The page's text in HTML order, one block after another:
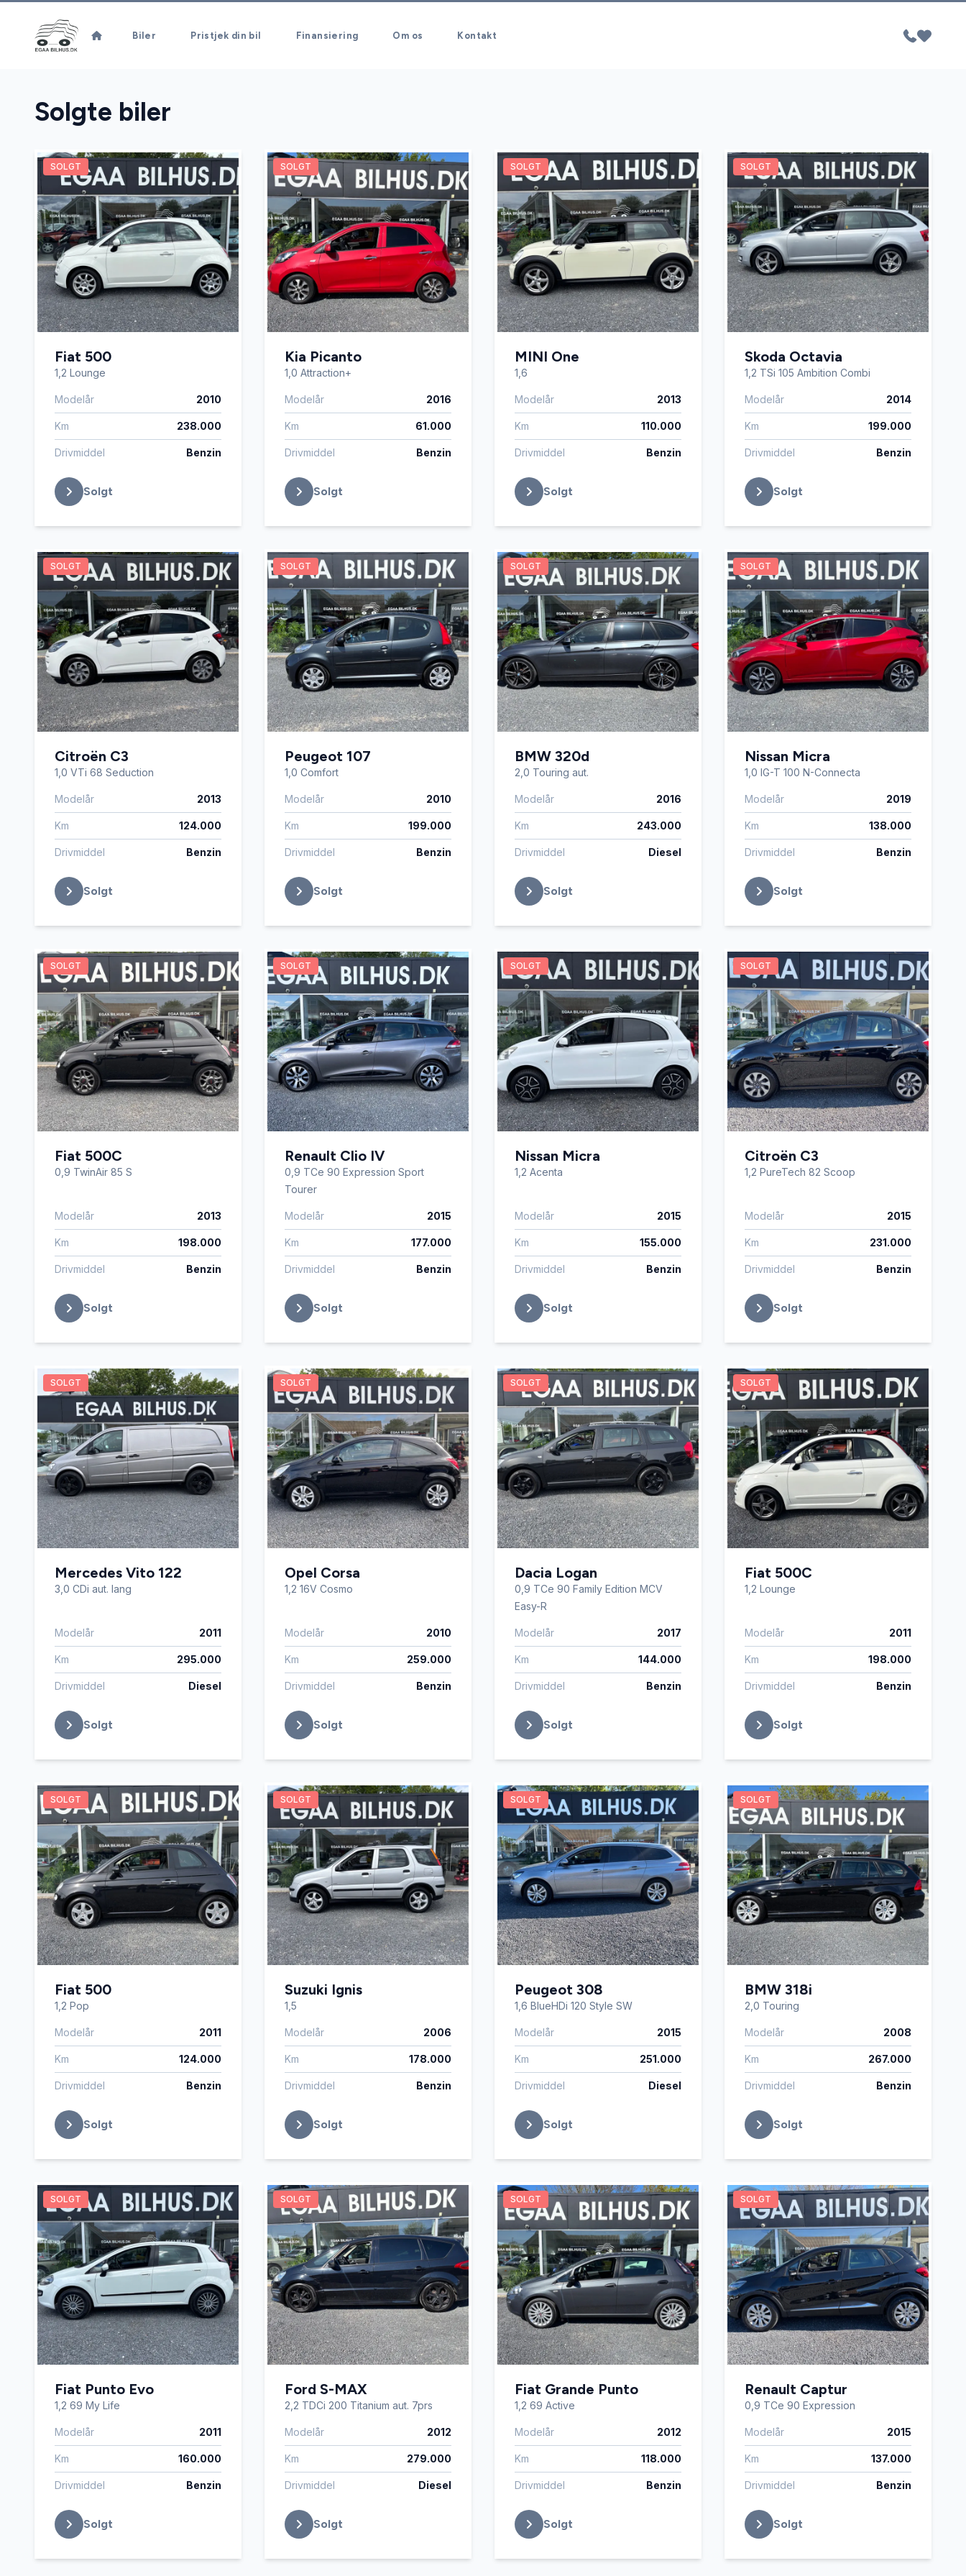
Biler Pristjek din bil Finansiering Om os Kontakt
Solgte biler
SOLGT
Fiat 500
1,2 Lounge
Modelår 2010
Km 238.000
Drivmiddel Benzin
Solgt
SOLGT
Kia Picanto
1,0 Attraction+
Modelår 2016
Km 61.000
Drivmiddel Benzin
Solgt
SOLGT
MINI One
1,6
Modelår 2013
Km 110.000
Drivmiddel Benzin
Solgt
SOLGT
Skoda Octavia
1,2 TSi 105 Ambition Combi
Modelår 2014
Km 199.000
Drivmiddel Benzin
Solgt
SOLGT
Citroën C3
1,0 VTi 68 Seduction
Modelår 2013
Km 124.000
Drivmiddel Benzin
Solgt
SOLGT
Peugeot 107
1,0 Comfort
Modelår 2010
Km 199.000
Drivmiddel Benzin
Solgt
SOLGT
BMW 320d
2,0 Touring aut.
Modelår 2016
Km 243.000
Drivmiddel Diesel
Solgt
SOLGT
Nissan Micra
1,0 IG-T 100 N-Connecta
Modelår 2019
Km 138.000
Drivmiddel Benzin
Solgt
SOLGT
Fiat 500C
0,9 TwinAir 85 S
Modelår 2013
Km 198.000
Drivmiddel Benzin
Solgt
SOLGT
Renault Clio IV
0,9 TCe 90 Expression Sport
Tourer
Modelår 2015
Km 177.000
Drivmiddel Benzin
Solgt
SOLGT
Nissan Micra
1,2 Acenta
Modelår 2015
Km 155.000
Drivmiddel Benzin
Solgt
SOLGT
Citroën C3
1,2 PureTech 82 Scoop
Modelår 2015
Km 231.000
Drivmiddel Benzin
Solgt
SOLGT
Mercedes Vito 122
3,0 CDi aut. lang
Modelår 2011
Km 295.000
Drivmiddel Diesel
Solgt
SOLGT
Opel Corsa
1,2 16V Cosmo
Modelår 2010
Km 259.000
Drivmiddel Benzin
Solgt
SOLGT
Dacia Logan
0,9 TCe 90 Family Edition MCV
Easy-R
Modelår 2017
Km 144.000
Drivmiddel Benzin
Solgt
SOLGT
Fiat 500C
1,2 Lounge
Modelår 2011
Km 198.000
Drivmiddel Benzin
Solgt
SOLGT
Fiat 500
1,2 Pop
Modelår 2011
Km 124.000
Drivmiddel Benzin
Solgt
SOLGT
Suzuki Ignis
1,5
Modelår 2006
Km 178.000
Drivmiddel Benzin
Solgt
SOLGT
Peugeot 308
1,6 BlueHDi 120 Style SW
Modelår 2015
Km 251.000
Drivmiddel Diesel
Solgt
SOLGT
BMW 318i
2,0 Touring
Modelår 2008
Km 267.000
Drivmiddel Benzin
Solgt
SOLGT
Fiat Punto Evo
1,2 69 My Life
Modelår 2011
Km 160.000
Drivmiddel Benzin
Solgt
SOLGT
Ford S-MAX
2,2 TDCi 200 Titanium aut. 7prs
Modelår 2012
Km 279.000
Drivmiddel Diesel
Solgt
SOLGT
Fiat Grande Punto
1,2 69 Active
Modelår 2012
Km 118.000
Drivmiddel Benzin
Solgt
SOLGT
Renault Captur
0,9 TCe 90 Expression
Modelår 2015
Km 137.000
Drivmiddel Benzin
Solgt